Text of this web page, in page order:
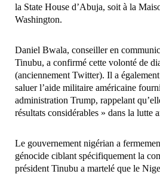
la State House d’Abuja, soit à la
Washington.
Daniel Bwala, conseiller en
Tinubu, a confirmé cette volonté de
(anciennement Twitter). Il a
saluer l’aide militaire américaine
administration Trump, rappelant
résultats considérables » dans la lutte
Le gouvernement nigérian a
génocide ciblant spécifiquement la
président Tinubu a martelé que le